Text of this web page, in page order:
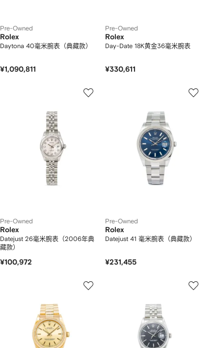
Pre-Owned
Rolex
Daytona 40毫米腕表（典藏款）
¥1,090,811
Pre-Owned
Rolex
Day-Date 18K黄金36毫米腕表
¥330,611
Pre-Owned
Rolex
Datejust 26毫米腕表（2006年典
藏款）
¥100,972
Pre-Owned
Rolex
Datejust 41 毫米腕表（典藏款）
¥231,455